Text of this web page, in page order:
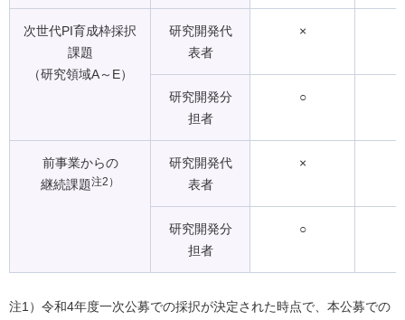
次世代PI育成枠採択
課題
（研究領域A～E）
研究開発代
表者
×
研究開発分
担者
○
前事業からの
継続課題注2）
研究開発代
表者
×
研究開発分
担者
○
注1）令和4年度一次公募での採択が決定された時点で、本公募での